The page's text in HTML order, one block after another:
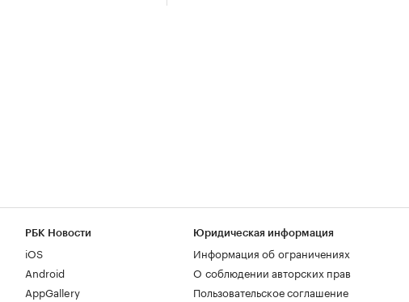
РБК Новости
iOS
Android
AppGallery
Юридическая информация
Информация об ограничениях
О соблюдении авторских прав
Пользовательское соглашение